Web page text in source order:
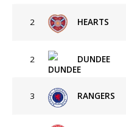
2 HEARTS
2 DUNDEE
3 RANGERS